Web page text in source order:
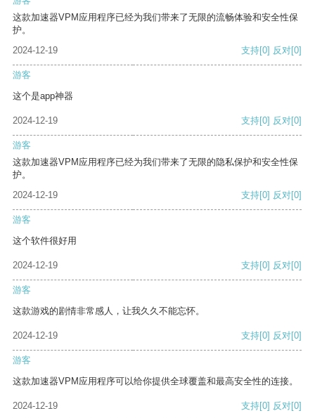
这款加速器VPM应用程序已经为我们带来了无限的流畅体验和安全性保
护。
2024-12-19
支持[0] 反对[0]
游客
这个是app神器
2024-12-19 支持[0] 反对[0]
游客
这款加速器VPM应用程序已经为我们带来了无限的隐私保护和安全性保
护。
2024-12-19
支持[0] 反对[0]
游客
这个软件很好用
2024-12-19 支持[0] 反对[0]
游客
这款游戏的剧情非常感人，让我久久不能忘怀。
2024-12-19 支持[0] 反对[0]
游客
这款加速器VPM应用程序可以给你提供全球覆盖和最高安全性的连接。
2024-12-19 支持[0] 反对[0]